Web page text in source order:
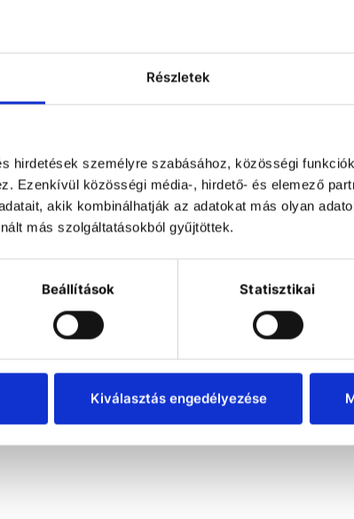
Részletek
hirdetések személyre szabásához, közösségi
Ezenkívül közösségi média-, hirdető- és elemező
akik kombinálhatják az adatokat más olyan
más szolgáltatásokból gyűjtöttek.
Beállítások Statisztikai
Kiválasztás engedélyezése